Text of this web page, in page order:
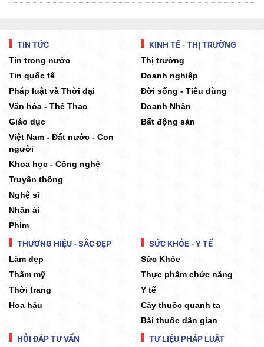
TIN TỨC
Tin trong nước
Tin quốc tế
Pháp luật và Thời đại
Văn hóa - Thể Thao
Giáo dục
Việt Nam - Đất nước - Con
người
Khoa học - Công nghệ
Truyền thống
Nghệ sĩ
Nhân ái
Phim
KINH TẾ - THỊ TRƯỜNG
Thị trường
Doanh nghiệp
Đời sống - Tiêu dùng
Doanh Nhân
Bất động sản
THƯƠNG HIỆU - SẮC ĐẸP
Làm đẹp
Thẩm mỹ
Thời trang
Hoa hậu
SỨC KHỎE - Y TẾ
Sức Khỏe
Thực phẩm chức năng
Y tế
Cây thuốc quanh ta
Bài thuốc dân gian
HỎI ĐÁP TƯ VẤN
TƯ LIỆU PHÁP LUẬT